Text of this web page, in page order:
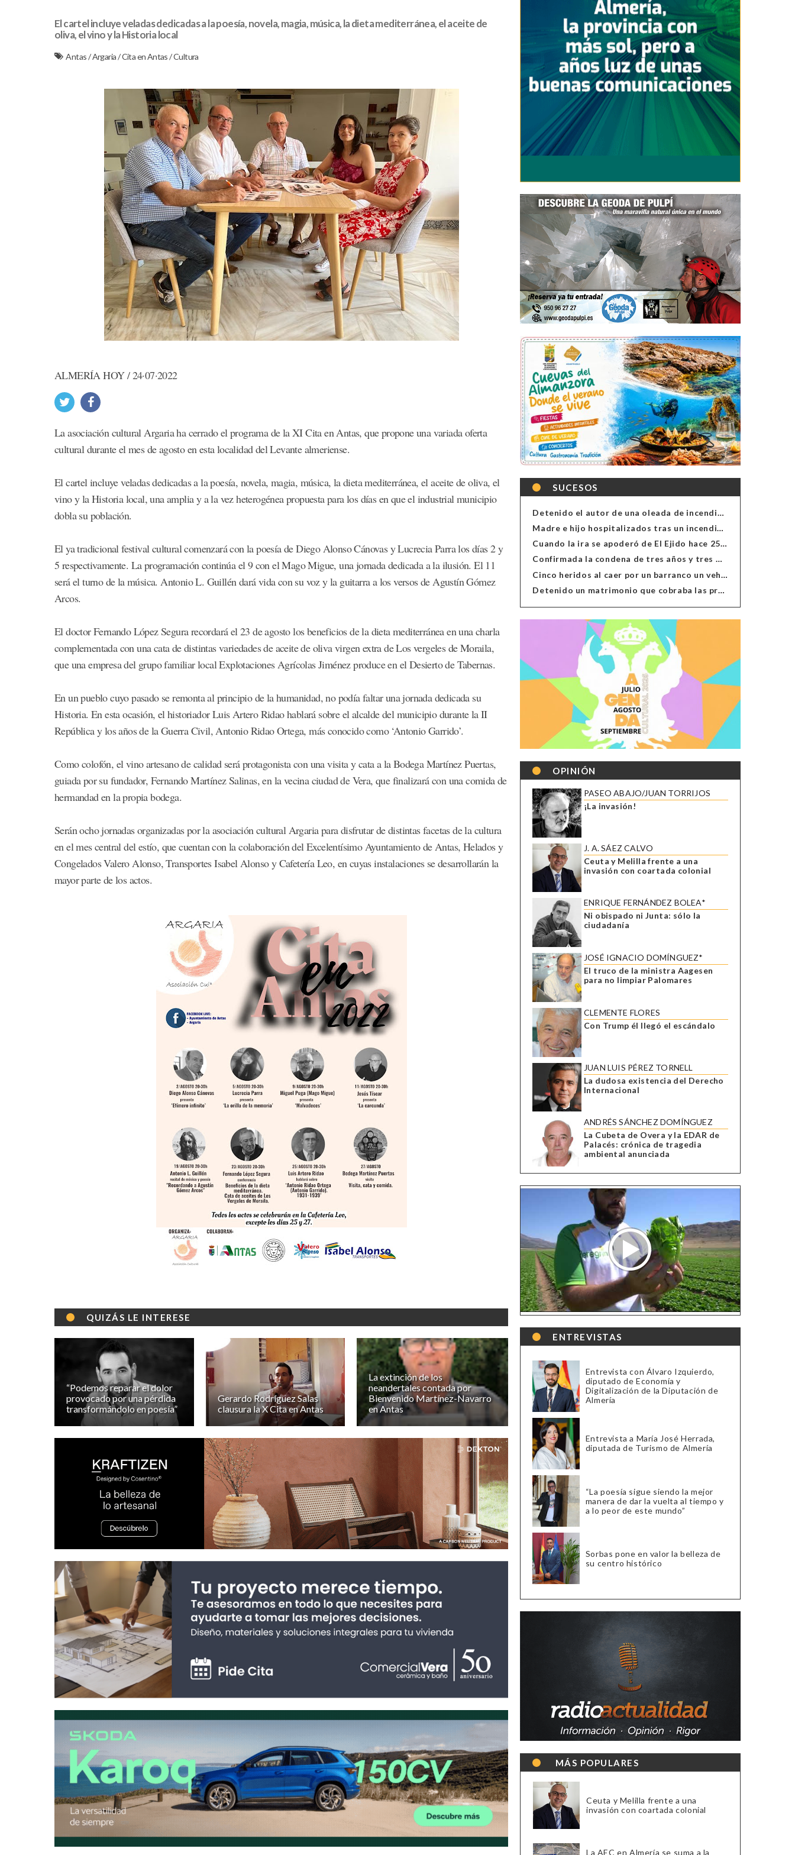
El cartel incluye veladas dedicadas a la poesía, novela, magia, música, la dieta mediterránea, el aceite de
oliva, el vino y la Historia local
Antas/Argaria/Cita en Antas/Cultura
ALMERÍA HOY / 24·07·2022
La asociación cultural Argaria ha cerrado el programa de la XI Cita en Antas, que propone una variada oferta
cultural durante el mes de agosto en esta localidad del Levante almeriense.
El cartel incluye veladas dedicadas a la poesía, novela, magia, música, la dieta mediterránea, el aceite de oliva, el
vino y la Historia local, una amplia y a la vez heterogénea propuesta para los días en que el industrial municipio
dobla su población.
El ya tradicional festival cultural comenzará con la poesía de Diego Alonso Cánovas y Lucrecia Parra los días 2 y
5 respectivamente. La programación continúa el 9 con el Mago Migue, una jornada dedicada a la ilusión. El 11
será el turno de la música. Antonio L. Guillén dará vida con su voz y la guitarra a los versos de Agustín Gómez
Arcos.
El doctor Fernando López Segura recordará el 23 de agosto los beneficios de la dieta mediterránea en una charla
complementada con una cata de distintas variedades de aceite de oliva virgen extra de Los vergeles de Moraila,
que una empresa del grupo familiar local Explotaciones Agrícolas Jiménez produce en el Desierto de Tabernas.
En un pueblo cuyo pasado se remonta al principio de la humanidad, no podía faltar una jornada dedicada su
Historia. En esta ocasión, el historiador Luis Artero Ridao hablará sobre el alcalde del municipio durante la II
República y los años de la Guerra Civil, Antonio Ridao Ortega, más conocido como ‘Antonio Garrido’.
Como colofón, el vino artesano de calidad será protagonista con una visita y cata a la Bodega Martínez Puertas,
guiada por su fundador, Fernando Martínez Salinas, en la vecina ciudad de Vera, que finalizará con una comida de
hermandad en la propia bodega.
Serán ocho jornadas organizadas por la asociación cultural Argaria para disfrutar de distintas facetas de la cultura
en el mes central del estío, que cuentan con la colaboración del Excelentísimo Ayuntamiento de Antas, Helados y
Congelados Valero Alonso, Transportes Isabel Alonso y Cafetería Leo, en cuyas instalaciones se desarrollarán la
mayor parte de los actos.
QUIZÁS LE INTERESE
“Podemos reparar el dolor
provocado por una pérdida
transformándolo en poesía”
Gerardo Rodríguez Salas
clausura la X Cita en Antas
La extinción de los
neandertales contada por
Bienvenido Martínez-Navarro
en Antas
SUCESOS
Detenido el autor de una oleada de incendios de contenedores en Almería
Madre e hijo hospitalizados tras un incendio en la cocina de una vivienda en Almería
Cuando la ira se apoderó de El Ejido hace 25 años
Confirmada la condena de tres años y tres meses al hombre de Antas acusado de xenofobia
Cinco heridos al caer por un barranco un vehículo en Alcolea
Detenido un matrimonio que cobraba las prestaciones de ilegales en Almería, Granada, Málaga, Huelva y Murcia
OPINIÓN
PASEO ABAJO/JUAN TORRIJOS
¡La invasión!
J. A. SÁEZ CALVO
Ceuta y Melilla frente a una
invasión con coartada colonial
ENRIQUE FERNÁNDEZ BOLEA*
Ni obispado ni Junta: sólo la
ciudadanía
JOSÉ IGNACIO DOMÍNGUEZ*
El truco de la ministra Aagesen
para no limpiar Palomares
CLEMENTE FLORES
Con Trump él llegó el escándalo
JUAN LUIS PÉREZ TORNELL
La dudosa existencia del Derecho
Internacional
ANDRÉS SÁNCHEZ DOMÍNGUEZ
La Cubeta de Overa y la EDAR de
Palacés: crónica de tragedia
ambiental anunciada
ENTREVISTAS
Entrevista con Álvaro Izquierdo,
diputado de Economía y
Digitalización de la Diputación de
Almería
Entrevista a María José Herrada,
diputada de Turismo de Almería
“La poesía sigue siendo la mejor
manera de dar la vuelta al tiempo y
a lo peor de este mundo”
Sorbas pone en valor la belleza de
su centro histórico
MÁS POPULARES
Ceuta y Melilla frente a una
invasión con coartada colonial
La AEC en Almería se suma a la